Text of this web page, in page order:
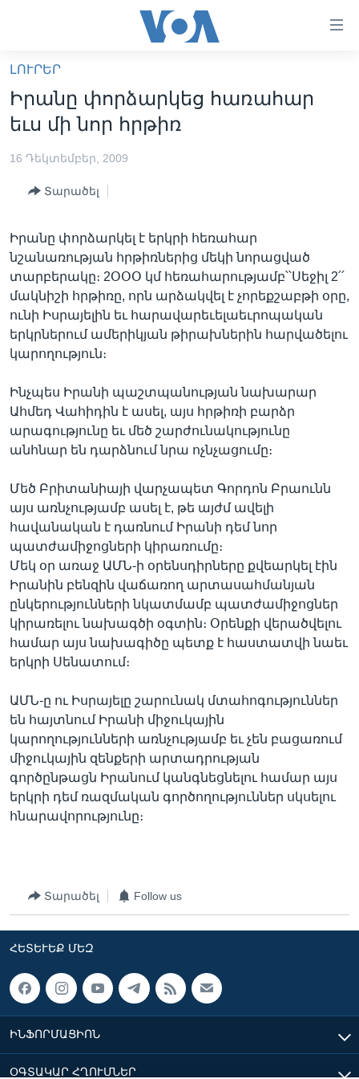
հիմնական
բովանդակությանը
անցնել
հիմնական
բովանդակությանը
բովանդակություն
ԼՈՒՐԵՐ
ՖԻԼՄԵՐ
IN ENGLISH
ՄԵՐ ՄԱՍԻՆ
«ԱՄԵՐԻԿԱՅԻ ՁԱՅՆ»-Ի ԿԱՆՈՆԱԴՐՈՒԹՅՈՒՆ
ԿԱՊ ՄԵԶ ՀԵՏ
ՈՒԿՐԱԻՆԱԿԱՆ ՊԱՏԵՐԱԶՄ
Learning English
ՀԵՏԵՒԵՔ ՄԵԶ
Լեզուներ
ԼՈՒՐԵՐ
Իրանը փորձարկեց հառահար
եւս մի նոր հրթիռ
16 Դեկտեմբեր, 2009
Տարածել
Իրանը փորձարկել է երկրի հեռահար
նշանառության հրթիռներից մեկի նորացված
տարբերակը։ 2ՕՕՕ կմ հեռահարությամբ՝՝Սեջիլ 2՛՛
մակնիշի հրթիռը, որն արձակվել է չորեքշաբթի օրը,
ունի Իսրայելին եւ հարավարեւելաեւրոպական
երկրներում ամերիկյան թիրախներին հարվածելու
կարողություն։
Ինչպես Իրանի պաշտպանության նախարար
Ահմեդ Վահիդին է ասել, այս հրթիռի բարձր
արագությունը եւ մեծ շարժունակությունը
անհնար են դարձնում նրա ոչնչացումը։
Մեծ Բրիտանիայի վարչապետ Գորդոն Բրաունն
այս առնչությամբ ասել է, թե այժմ ավելի
հավանական է դառնում Իրանի դեմ նոր
պատժամիջոցների կիրառումը։
Մեկ օր առաջ ԱՄՆ-ի օրենսդիրները քվեարկել էին
Իրանին բենզին վաճառող արտասահմանյան
ընկերությունների նկատմամբ պատժամիջոցներ
կիրառելու նախագծի օգտին։ Օրենքի վերածվելու
համար այս նախագիծը պետք է հաստատվի նաեւ
երկրի Սենատում։
ԱՄՆ-ը ու Իսրայելը շարունակ մտահոգություններ
են հայտնում Իրանի միջուկային
կարողությունների առնչությամբ եւ չեն բացառում
միջուկային զենքերի արտադրության
գործընթացն Իրանում կանգնեցնելու համար այս
երկրի դեմ ռազմական գործողություններ սկսելու
հնարավորությունը։
Տարածել Follow us
ՀԵՏԵՒԵՔ ՄԵԶ
ԻՆՖՈՐՄԱՑԻՈՆ
ՕԳՏԱԿԱՐ ՀՂՈՒՄՆԵՐ